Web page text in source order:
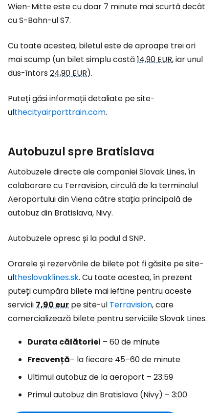
Wien-Mitte este cu doar 7 minute mai scurtă decât
cu S-Bahn-ul S7.
Cu toate acestea, biletul este de aproape trei ori
mai scump (un bilet simplu costă14,90 EUR, iar unul
dus-întors24,90 EUR).
Puteți găsi informații detaliate pe site-
ulthecityairporttrain.com.
Autobuzul spre Bratislava
Autobuzele directe ale companiei Slovak Lines, în
colaborare cu Terravision, circulă de la terminalul
Aeroportului din Viena către stația principală de
autobuz din Bratislava, Nivy.
Autobuzele opresc și la podul dSNP.
Orarele și rezervările de bilete pot fi găsite pe site-
ultheslovaklines.sk. Cu toate acestea, în prezent
puteți cumpăra bilete mai ieftine pentru aceste
servicii7,90 eur pe site-ul Terravision, care
comercializează bilete pentru serviciile Slovak Lines.
Durata călătoriei – 60 de minute
Frecvență– la fiecare 45–60 de minute
Ultimul autobuz de la aeroport – 23:59
Primul autobuz din Bratislava (Nivy) – 3:00